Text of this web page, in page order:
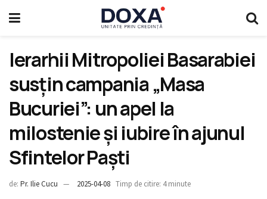
Ierarhii Mitropoliei Basarabiei
susțin campania „Masa
Bucuriei”: un apel la
milostenie și iubire în ajunul
Sfintelor Paști
de: Pr. Ilie Cucu 2025-04-08 Timp de citire: 4 minute